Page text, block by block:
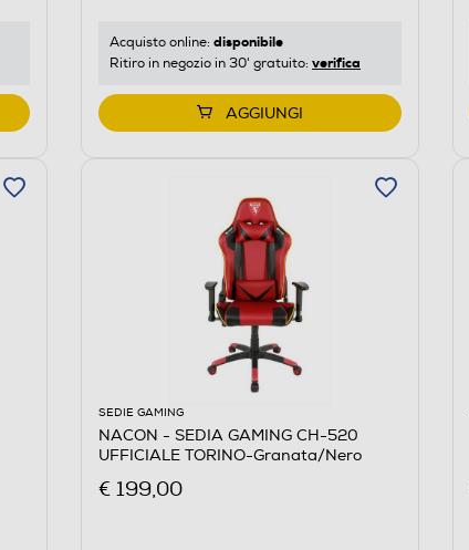
Acquisto online: disponibile
Ritiro in negozio in 30' gratuito: verifica
AGGIUNGI
SEDIE GAMING
NACON - SEDIA GAMING CH-520
UFFICIALE TORINO-Granata/Nero
€ 199,00